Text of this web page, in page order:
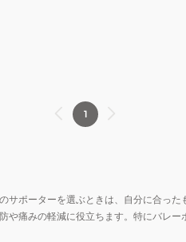
1
サポーターを選ぶときは、自分に合っ
や痛みの軽減に役立ちます。特にバレ